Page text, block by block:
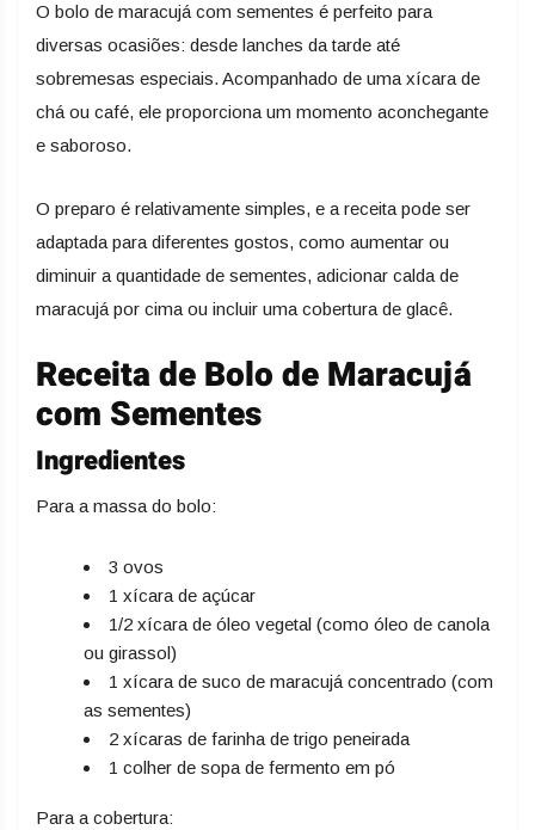
O bolo de maracujá com sementes é perfeito para
diversas ocasiões: desde lanches da tarde até
sobremesas especiais. Acompanhado de uma xícara de
chá ou café, ele proporciona um momento aconchegante
e saboroso.
O preparo é relativamente simples, e a receita pode ser
adaptada para diferentes gostos, como aumentar ou
diminuir a quantidade de sementes, adicionar calda de
maracujá por cima ou incluir uma cobertura de glacê.
Receita de Bolo de Maracujá
com Sementes
Ingredientes
Para a massa do bolo:
3 ovos
1 xícara de açúcar
1/2 xícara de óleo vegetal (como óleo de canola
ou girassol)
1 xícara de suco de maracujá concentrado (com
as sementes)
2 xícaras de farinha de trigo peneirada
1 colher de sopa de fermento em pó
Para a cobertura: